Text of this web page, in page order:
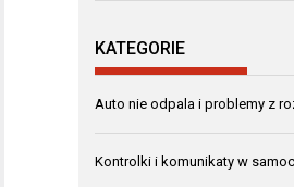
KATEGORIE
Auto nie odpala i problemy z
Kontrolki i komunikaty w